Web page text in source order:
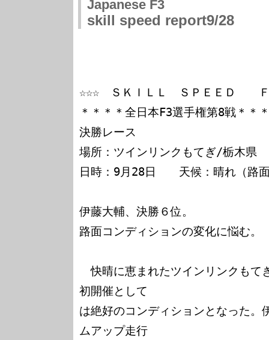
Japanese F3
skill speed report9/28
☆☆☆　ＳＫＩＬＬ　ＳＰＥＥＤ　　
＊＊＊＊全日本F3選手権第8戦＊＊
決勝レース
場所：ツインリンクもてぎ/栃木県
日時：9月28日　　天候：晴れ（路
伊藤大輔、決勝６位。
路面コンディションの変化に悩む。
快晴に恵まれたツインリンクもて
初開催として
は絶好のコンディションとなった。
ムアップ走行